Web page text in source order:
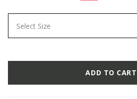
Select Size
ADD TO CART